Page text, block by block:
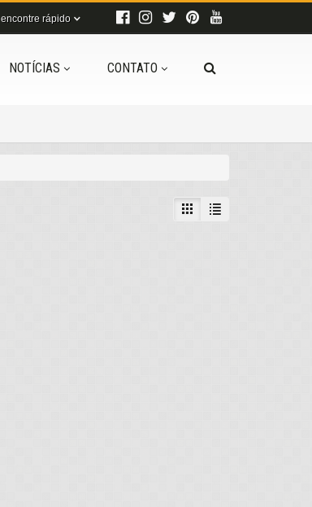
encontre rápido
NOTÍCIAS CONTATO